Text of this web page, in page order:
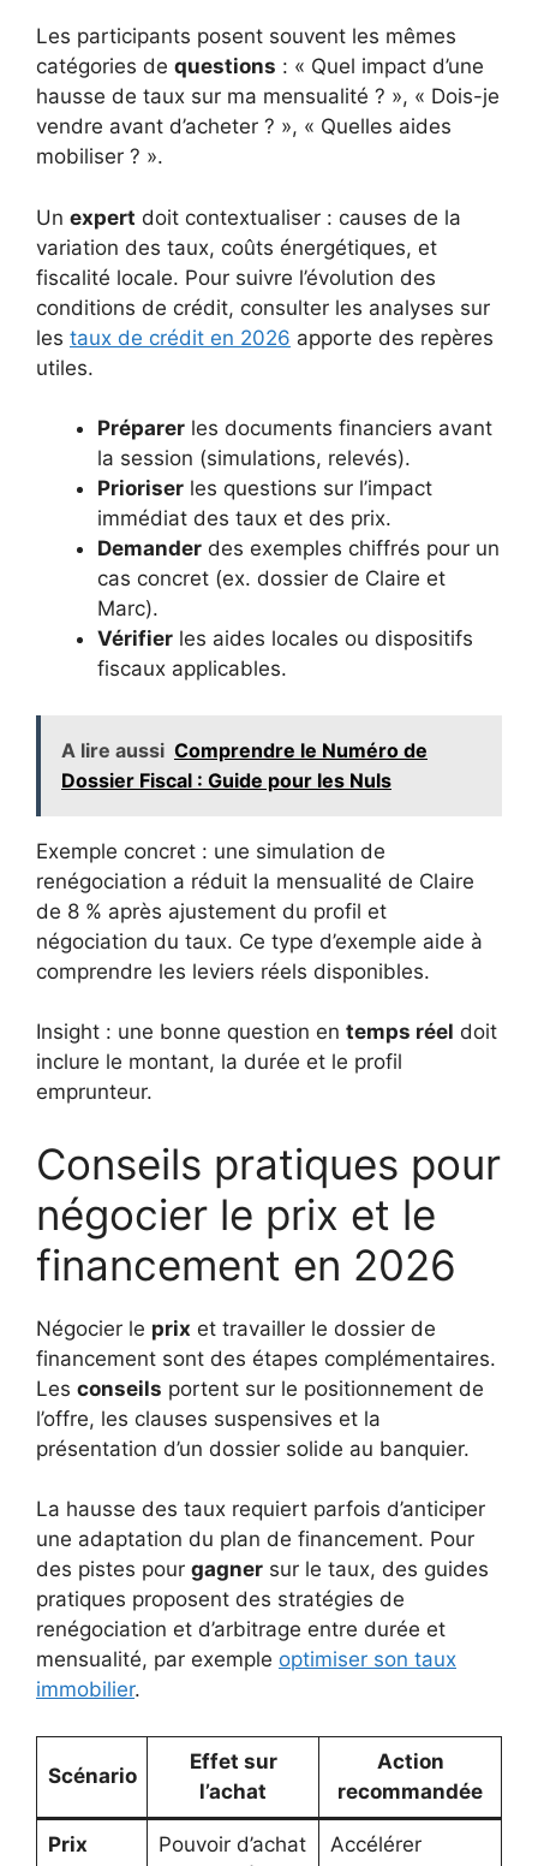
Les participants posent souvent les mêmes
catégories de questions : « Quel impact d’une
hausse de taux sur ma mensualité ? », « Dois-je
vendre avant d’acheter ? », « Quelles aides
mobiliser ? ».
Un expert doit contextualiser : causes de la
variation des taux, coûts énergétiques, et
fiscalité locale. Pour suivre l’évolution des
conditions de crédit, consulter les analyses sur
les taux de crédit en 2026 apporte des repères
utiles.
Préparer les documents financiers avant
la session (simulations, relevés).
Prioriser les questions sur l’impact
immédiat des taux et des prix.
Demander des exemples chiffrés pour un
cas concret (ex. dossier de Claire et
Marc).
Vérifier les aides locales ou dispositifs
fiscaux applicables.
A lire aussi Comprendre le Numéro de
Dossier Fiscal : Guide pour les Nuls
Exemple concret : une simulation de
renégociation a réduit la mensualité de Claire
de 8 % après ajustement du profil et
négociation du taux. Ce type d’exemple aide à
comprendre les leviers réels disponibles.
Insight : une bonne question en temps réel doit
inclure le montant, la durée et le profil
emprunteur.
Conseils pratiques pour
négocier le prix et le
financement en 2026
Négocier le prix et travailler le dossier de
financement sont des étapes complémentaires.
Les conseils portent sur le positionnement de
l’offre, les clauses suspensives et la
présentation d’un dossier solide au banquier.
La hausse des taux requiert parfois d’anticiper
une adaptation du plan de financement. Pour
des pistes pour gagner sur le taux, des guides
pratiques proposent des stratégies de
renégociation et d’arbitrage entre durée et
mensualité, par exemple optimiser son taux
immobilier.
Scénario
Effet sur
l’achat
Action
recommandée
Prix
Pouvoir d’achat
Accélérer